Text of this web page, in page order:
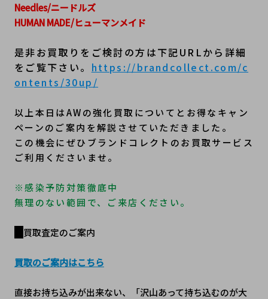
Needles/ニードルズ
HUMAN MADE/ヒューマンメイド
是非お買取りをご検討の方は下記URLから詳細
をご覧下さい。 https://brandcollect.com/c
ontents/30up/
以上本日はAWの強化買取についてとお得なキャン
ペーンのご案内を解説させていただきました。
この機会にぜひブランドコレクトのお買取サービス
ご利用くださいませ。
※感染予防対策徹底中
無理のない範囲で、ご来店ください。
買取査定のご案内
買取のご案内はこちら
直接お持ち込みが出来ない、「沢山あって持ち込むのが大